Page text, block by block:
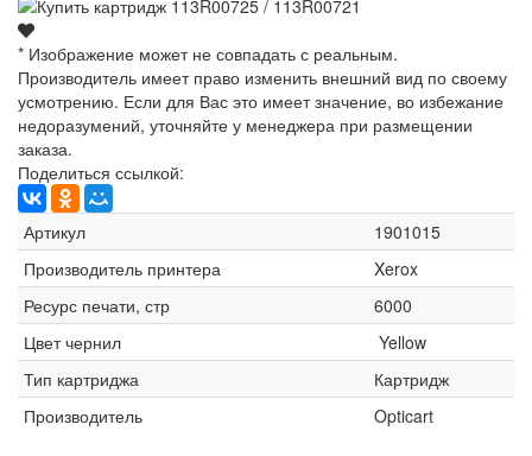
* Изображение может не совпадать с реальным.
Производитель имеет право изменить внешний вид по своему
усмотрению. Если для Вас это имеет значение, во избежание
недоразумений, уточняйте у менеджера при размещении
заказа.
Поделиться ссылкой:
Артикул
1901015
Производитель принтера
Xerox
Ресурс печати, стр
6000
Цвет чернил
Yellow
Тип картриджа
Картридж
Производитель
Opticart